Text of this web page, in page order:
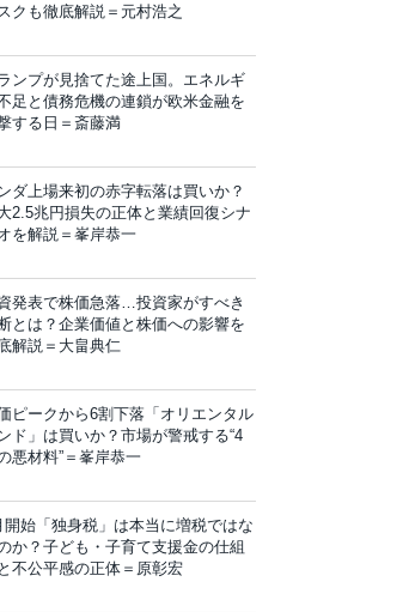
クも徹底解説＝元村浩之
ンプが見捨てた途上国。エネルギ
足と債務危機の連鎖が欧米金融を
する日＝斎藤満
ダ上場来初の赤字転落は買いか？
2.5兆円損失の正体と業績回復シナ
を解説＝峯岸恭一
発表で株価急落…投資家がすべき
とは？企業価値と株価への影響を
解説＝大畠典仁
ピークから6割下落「オリエンタル
ド」は買いか？市場が警戒する“4
悪材料”＝峯岸恭一
開始「独身税」は本当に増税ではな
か？子ども・子育て支援金の仕組
不公平感の正体＝原彰宏